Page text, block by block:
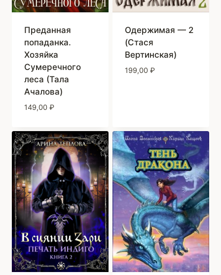
Преданная
попаданка.
Хозяйка
Сумеречного
леса (Тала
Ачалова)
149,00 ₽
Одержимая — 2
(Стася
Вертинская)
199,00 ₽